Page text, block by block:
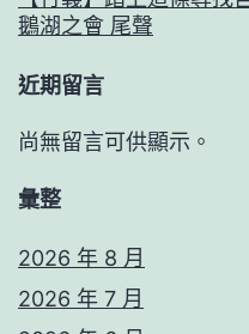
鵝湖之會 尾聲
近期留言
尚無留言可供顯示。
彙整
2026 年 8 月
2026 年 7 月